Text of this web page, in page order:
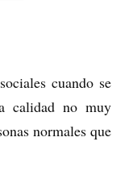
cuando se
calidad no muy
normales que